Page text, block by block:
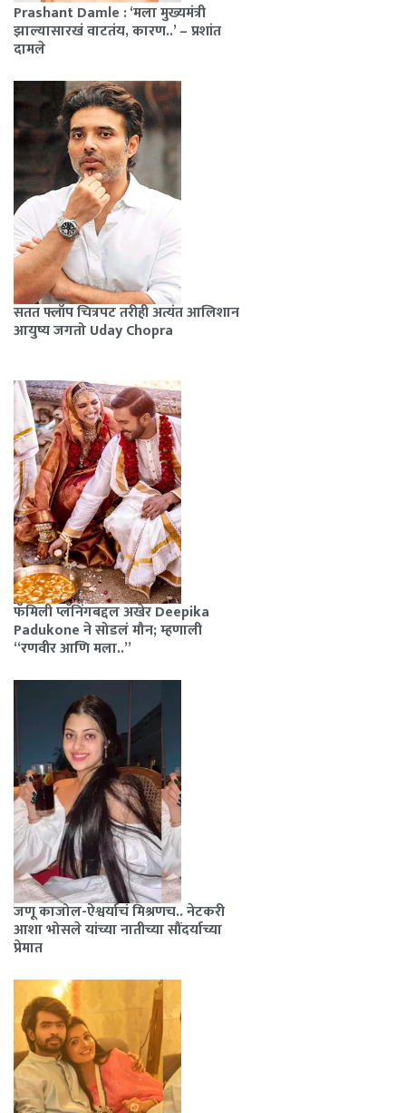
Prashant Damle : ‘मला मुख्यमंत्री
झाल्यासारखं वाटतंय, कारण..’ – प्रशांत
दामले
सतत फ्लॉप चित्रपट तरीही अत्यंत आलिशान
आयुष्य जगतो Uday Chopra
फॅमिली प्लॅनिंगबद्दल अखेर Deepika
Padukone ने सोडलं मौन; म्हणाली
“रणवीर आणि मला..”
जणू काजोल-ऐश्वर्याचं मिश्रणच.. नेटकरी
आशा भोसले यांच्या नातीच्या सौंदर्याच्या
प्रेमात